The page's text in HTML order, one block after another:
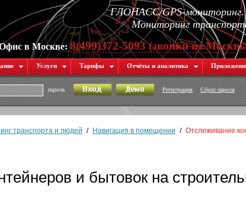
ГЛОНАСС/GPS-мониторинг.
Мониторинг
в Москве:8(499)372-5093 (звонки из
Услуги Тарифы Отчёты и аналитика
пароль Регистрация Сброс пароля
транспорта и людей / Навигация в помещении / Отслеживание
и бытовок на